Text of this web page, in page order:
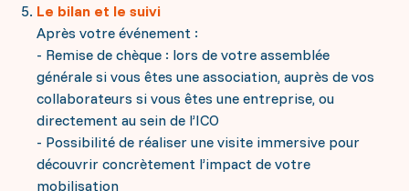
Le bilan et le suivi
Après votre événement :
- Remise de chèque : lors de votre assemblée
générale si vous êtes une association, auprès de vos
collaborateurs si vous êtes une entreprise, ou
directement au sein de l’ICO
- Possibilité de réaliser une visite immersive pour
découvrir concrètement l’impact de votre
mobilisation